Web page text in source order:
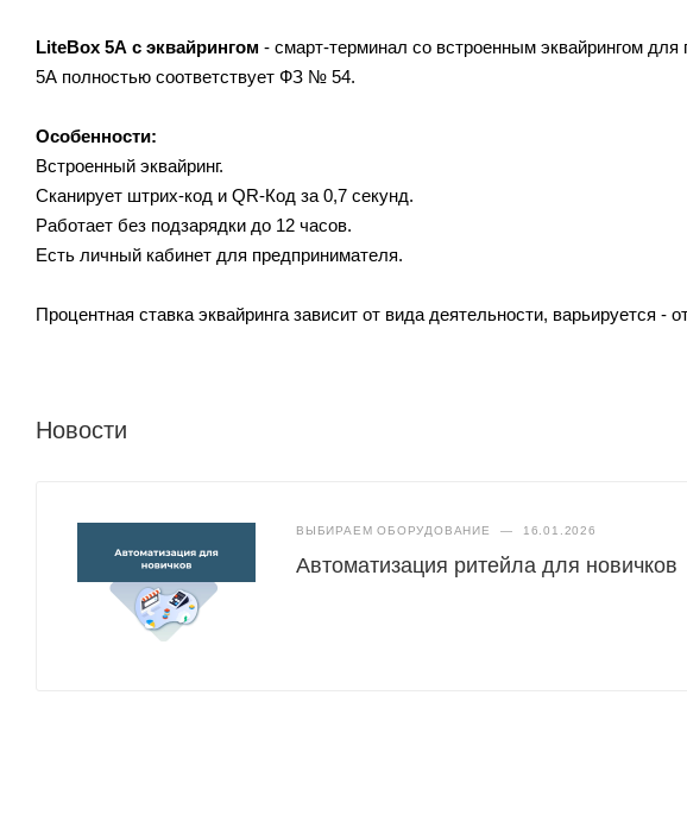
LiteBox 5А с эквайрингом - смарт-терминал со встроенным эквайрингом
5А полностью соответствует ФЗ № 54.
Особенности:
Встроенный эквайринг.
Сканирует штрих-код и QR-Код за 0,7 секунд.
Работает без подзарядки до 12 часов.
Есть личный кабинет для предпринимателя.
Процентная ставка эквайринга зависит от вида деятельности, варьируется -
Новости
ВЫБИРАЕМ ОБОРУДОВАНИЕ — 16.01.2026
Автоматизация ритейла для новичков